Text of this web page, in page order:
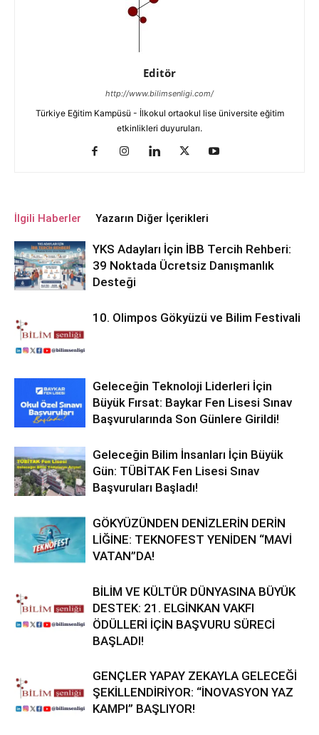
Editör
http://www.bilimsenligi.com/
Türkiye Eğitim Kampüsü - İlkokul ortaokul lise üniversite eğitim
etkinlikleri duyuruları.
İlgili Haberler Yazarın Diğer İçerikleri
YKS Adayları İçin İBB Tercih Rehberi:
39 Noktada Ücretsiz Danışmanlık
Desteği
10. Olimpos Gökyüzü ve Bilim Festivali
Geleceğin Teknoloji Liderleri İçin
Büyük Fırsat: Baykar Fen Lisesi Sınav
Başvurularında Son Günlere Girildi!
Geleceğin Bilim İnsanları İçin Büyük
Gün: TÜBİTAK Fen Lisesi Sınav
Başvuruları Başladı!
GÖKYÜZÜNDEN DENİZLERİN DERİN
LİĞİNE: TEKNOFEST YENİDEN “MAVİ
VATAN”DA!
BİLİM VE KÜLTÜR DÜNYASINA BÜYÜK
DESTEK: 21. ELGİNKAN VAKFI
ÖDÜLLERİ İÇİN BAŞVURU SÜRECİ
BAŞLADI!
GENÇLER YAPAY ZEKAYLA GELECEĞİ
ŞEKİLLENDİRİYOR: “İNOVASYON YAZ
KAMPI” BAŞLIYOR!